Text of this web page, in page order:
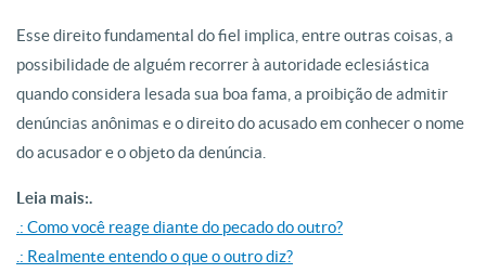
Esse direito fundamental do fiel implica, entre outras coisas, a
possibilidade de alguém recorrer à autoridade eclesiástica
quando considera lesada sua boa fama, a proibição de admitir
denúncias anônimas e o direito do acusado em conhecer o nome
do acusador e o objeto da denúncia.
Leia mais:.
.: Como você reage diante do pecado do outro?
.: Realmente entendo o que o outro diz?